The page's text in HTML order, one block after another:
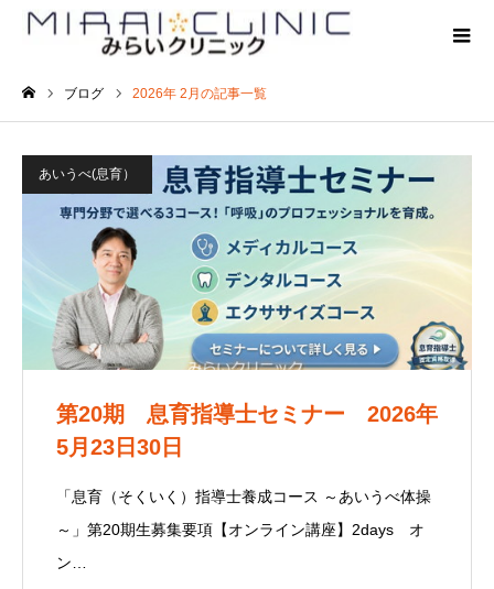
ブログ 2026年 2月の記事一覧
あいうべ(息育）
第20期 息育指導士セミナー 2026年
5月23日30日
「息育（そくいく）指導士養成コース ～あいうべ体操
～」第20期生募集要項【オンライン講座】2days オ
ン…